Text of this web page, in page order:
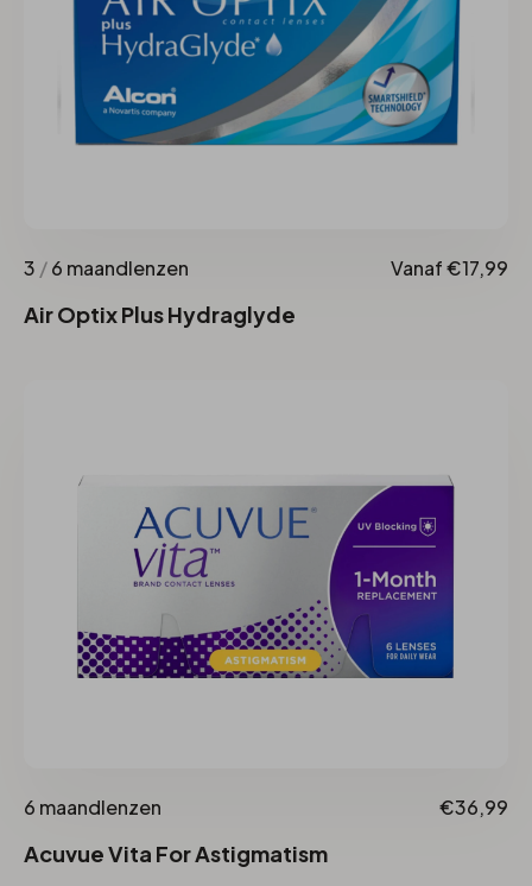
3 /6 maandlenzen Vanaf €17,99
Air Optix Plus Hydraglyde
6 maandlenzen €36,99
Acuvue Vita For Astigmatism